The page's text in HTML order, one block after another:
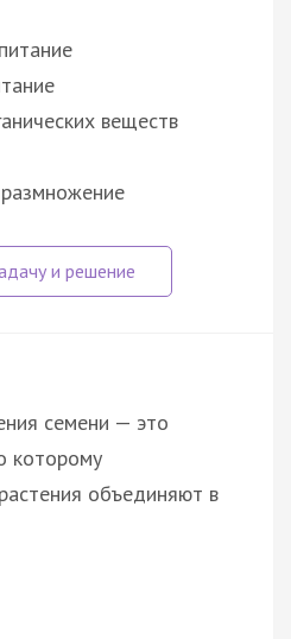
веществ
семени — это
которому
объединяют в